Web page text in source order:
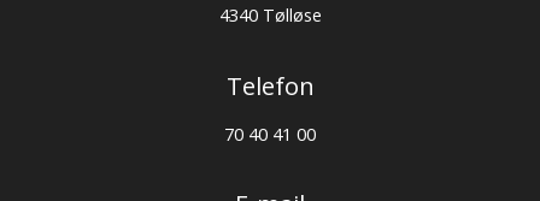
4340 Tølløse
Telefon
70 40 41 00